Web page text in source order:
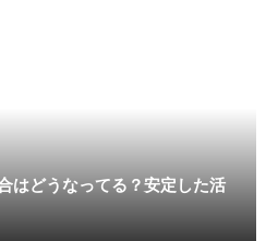
はどうなってる？安定した活